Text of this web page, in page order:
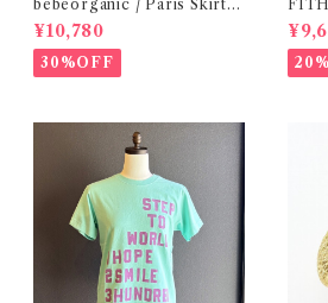
bebeorganic / Paris Skirt
Nostalgic Florals (10・12y)
¥10,780
30%OFF
FITH / オールドコ
Y T